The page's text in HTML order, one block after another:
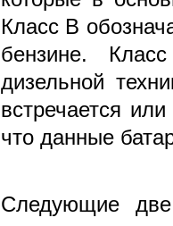
Класс В
бензине.
дизельной
встречается
что данные
Следующие